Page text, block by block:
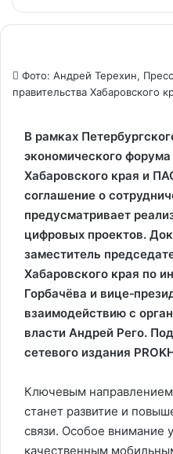
Фото: Андрей Терехин,
правительства Хабаровского
В рамках
экономического
Хабаровского края и
соглашение о
предусматривает
цифровых проектов.
заместитель
Хабаровского края по
Горбачёва и
взаимодействию с
власти Андрей Рего.
сетевого издания
Ключевым
станет развитие и
связи. Особое внимание
качественным